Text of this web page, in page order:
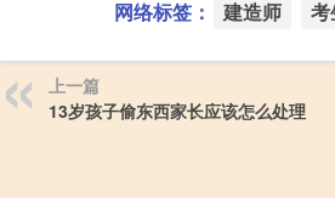
网络标签： 建造师 考
上一篇
13岁孩子偷东西家长应该怎么处理